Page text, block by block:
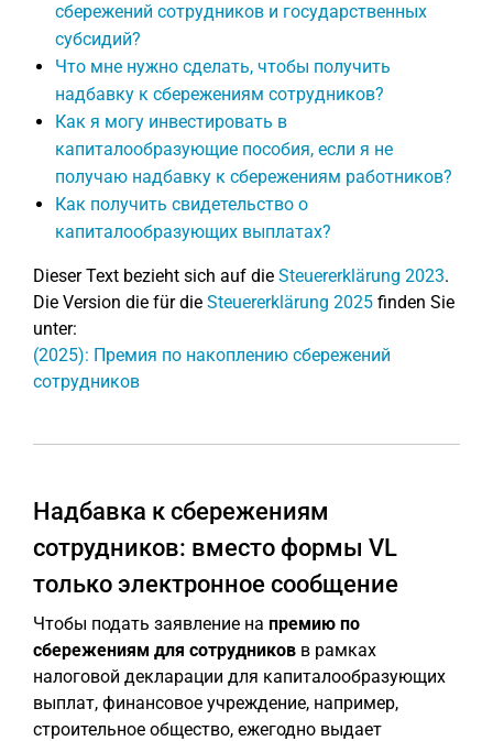
сбережений сотрудников и государственных
субсидий?
Что мне нужно сделать, чтобы получить
надбавку к сбережениям сотрудников?
Как я могу инвестировать в
капиталообразующие пособия, если я не
получаю надбавку к сбережениям работников?
Как получить свидетельство о
капиталообразующих выплатах?
Dieser Text bezieht sich auf die Steuererklärung 2023.
Die Version die für die Steuererklärung 2025 finden Sie
unter:
(2025): Премия по накоплению сбережений
сотрудников
Надбавка к сбережениям
сотрудников: вместо формы VL
только электронное сообщение
Чтобы подать заявление на премию по
сбережениям для сотрудников в рамках
налоговой декларации для капиталообразующих
выплат, финансовое учреждение, например,
строительное общество, ежегодно выдает